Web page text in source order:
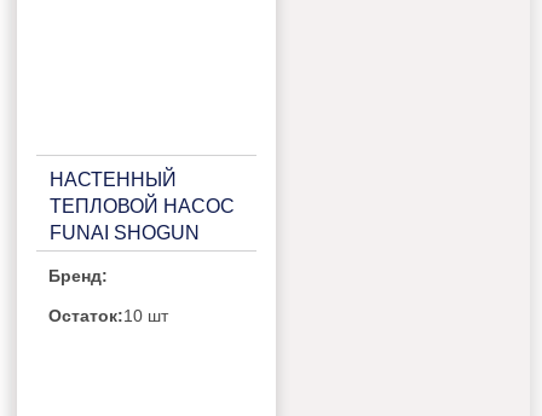
НАСТЕННЫЙ
ТЕПЛОВОЙ НАСОС
FUNAI SHOGUN
SG75HP.D02/RAC-I-
SG75HP.D02H
Бренд:
Остаток:10 шт